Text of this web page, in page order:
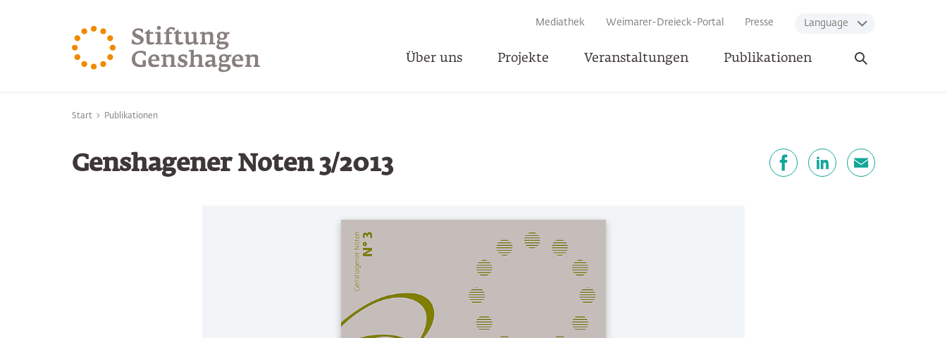
Mediathek Weimarer-Dreieck-Portal Presse Language
Über uns Projekte Veranstaltungen Publikationen
Suche
öffnen
Sie befinden sich hier:
Start Publikationen
Genshagener Noten 3/2013